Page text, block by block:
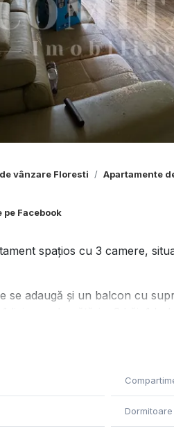
vânzare Floresti Apartamente
pe Facebook
spațios cu 3 camere,
se adaugă și un balcon cu
moment și necesită o renovare.
vă stăm cu drag la dispoziție!
Dormitoare